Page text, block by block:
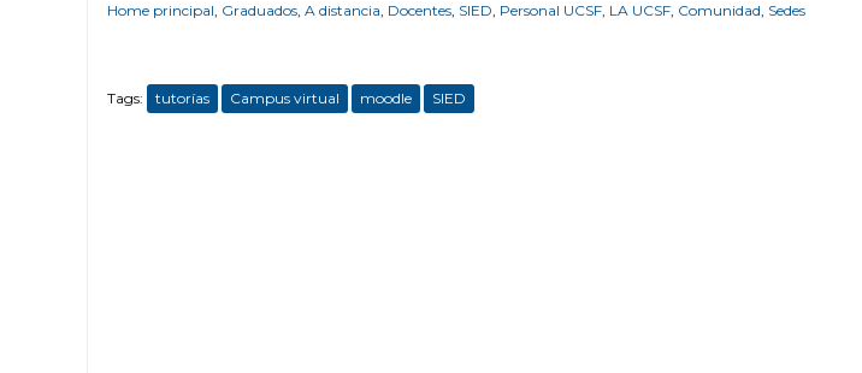
Home principal, Graduados, A distancia, Docentes, SIED, Personal UCSF, LA UCSF, Comunidad, Sedes
Tags: tutorías Campus virtual moodle SIED